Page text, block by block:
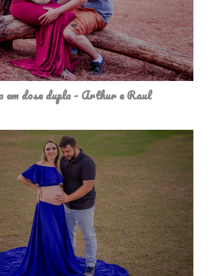
em dose dupla - Arthur e Raul